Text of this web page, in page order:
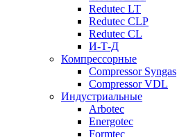
Redutec LT
Redutec CLP
Redutec CL
И-Т-Д
Компрессорные
Compressor Syngas
Compressor VDL
Индустриальные
Arbotec
Energotec
Formtec